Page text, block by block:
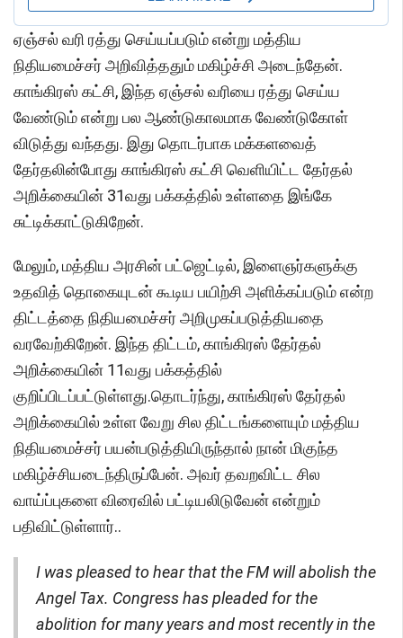
ஏஞ்சல் வரி ரத்து செய்யப்படும் என்று மத்திய
நிதியமைச்சர் அறிவித்ததும் மகிழ்ச்சி அடைந்தேன்.
காங்கிரஸ் கட்சி, இந்த ஏஞ்சல் வரியை ரத்து செய்ய
வேண்டும் என்று பல ஆண்டுகாலமாக வேண்டுகோள்
விடுத்து வந்தது. இது தொடர்பாக மக்களவைத்
தேர்தலின்போது காங்கிரஸ் கட்சி வெளியிட்ட தேர்தல்
அறிக்கையின் 31வது பக்கத்தில் உள்ளதை இங்கே
சுட்டிக்காட்டுகிறேன்.
மேலும், மத்திய அரசின் பட்ஜெட்டில், இளைஞர்களுக்கு
உதவித் தொகையுடன் கூடிய பயிற்சி அளிக்கப்படும் என்ற
திட்டத்தை நிதியமைச்சர் அறிமுகப்படுத்தியதை
வரவேற்கிறேன். இந்த திட்டம், காங்கிரஸ் தேர்தல்
அறிக்கையின் 11வது பக்கத்தில்
குறிப்பிடப்பட்டுள்ளது.தொடர்ந்து, காங்கிரஸ் தேர்தல்
அறிக்கையில் உள்ள வேறு சில திட்டங்களையும் மத்திய
நிதியமைச்சர் பயன்படுத்தியிருந்தால் நான் மிகுந்த
மகிழ்ச்சியடைந்திருப்பேன். அவர் தவறவிட்ட சில
வாய்ப்புகளை விரைவில் பட்டியலிடுவேன் என்றும்
பதிவிட்டுள்ளார்..
I was pleased to hear that the FM will abolish the
Angel Tax. Congress has pleaded for the
abolition for many years and most recently in the